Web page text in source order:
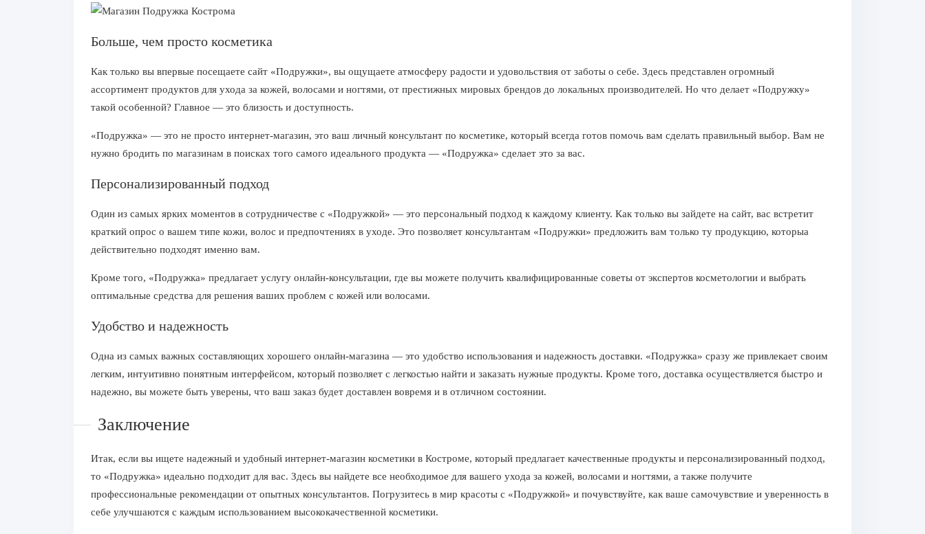
Больше, чем просто косметика
Как только вы впервые посещаете сайт «Подружки», вы ощущаете атмосферу радости и удовольствия от заботы о себе. Здесь представлен огромный
ассортимент продуктов для ухода за кожей, волосами и ногтями, от престижных мировых брендов до локальных производителей. Но что делает «Подружку»
такой особенной? Главное — это близость и доступность.
«Подружка» — это не просто интернет-магазин, это ваш личный консультант по косметике, который всегда готов помочь вам сделать правильный выбор. Вам не
нужно бродить по магазинам в поисках того самого идеального продукта — «Подружка» сделает это за вас.
Персонализированный подход
Один из самых ярких моментов в сотрудничестве с «Подружкой» — это персональный подход к каждому клиенту. Как только вы зайдете на сайт, вас встретит
краткий опрос о вашем типе кожи, волос и предпочтениях в уходе. Это позволяет консультантам «Подружки» предложить вам только ту продукцию, которыа
действительно подходят именно вам.
Кроме того, «Подружка» предлагает услугу онлайн-консультации, где вы можете получить квалифицированные советы от экспертов косметологии и выбрать
оптимальные средства для решения ваших проблем с кожей или волосами.
Удобство и надежность
Одна из самых важных составляющих хорошего онлайн-магазина — это удобство использования и надежность доставки. «Подружка» сразу же привлекает своим
легким, интуитивно понятным интерфейсом, который позволяет с легкостью найти и заказать нужные продукты. Кроме того, доставка осуществляется быстро и
надежно, вы можете быть уверены, что ваш заказ будет доставлен вовремя и в отличном состоянии.
Заключение
Итак, если вы ищете надежный и удобный интернет-магазин косметики в Костроме, который предлагает качественные продукты и персонализированный подход,
то «Подружка» идеально подходит для вас. Здесь вы найдете все необходимое для вашего ухода за кожей, волосами и ногтями, а также получите
профессиональные рекомендации от опытных консультантов. Погрузитесь в мир красоты с «Подружкой» и почувствуйте, как ваше самочувствие и уверенность в
себе улучшаются с каждым использованием высококачественной косметики.